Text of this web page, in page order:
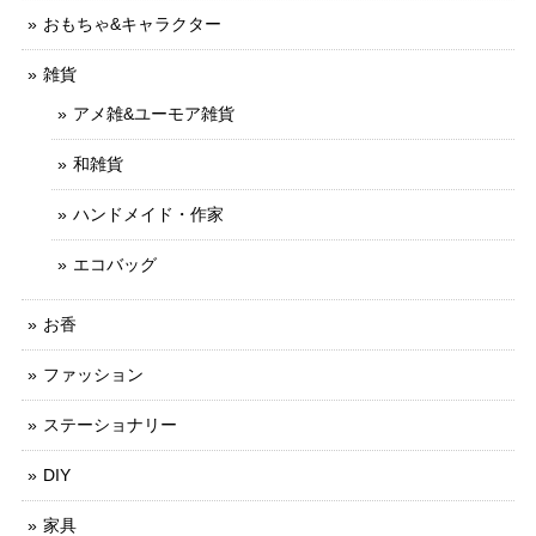
おもちゃ&キャラクター
雑貨
アメ雑&ユーモア雑貨
和雑貨
ハンドメイド・作家
エコバッグ
お香
ファッション
ステーショナリー
DIY
家具